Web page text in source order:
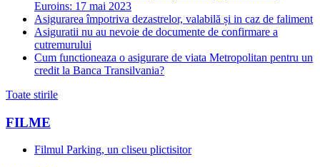
Euroins: 17 mai 2023
Asigurarea împotriva dezastrelor, valabilă și in caz de faliment
Asiguratii nu au nevoie de documente de confirmare a
cutremurului
Cum functioneaza o asigurare de viata Metropolitan pentru un
credit la Banca Transilvania?
Toate stirile
FILME
Filmul Parking, un cliseu plictisitor